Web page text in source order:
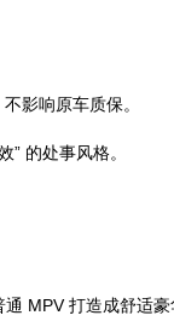
影响原车质保。
的处事风格。
MPV 打造成舒适